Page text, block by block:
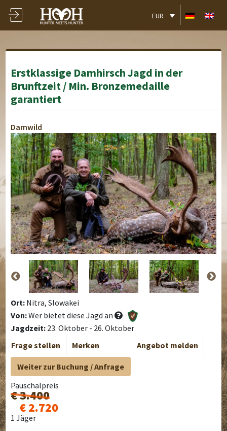
EUR
Erstklassige Damhirsch Jagd in der
Brunftzeit / Min. Bronzemedaille
garantiert
Damwild
Ort: Nitra, Slowakei
Von:Wer bietet diese Jagd an
Jagdzeit: 23. Oktober - 26. Oktober
Frage stellen
Merken Angebot melden
Weiter zur Buchung / Anfrage
Pauschalpreis
€ 3.400
€ 2.720
1 Jäger